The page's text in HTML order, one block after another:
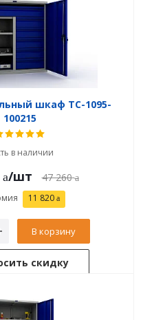
шкаф TC-1095-
100215
в наличии
/шт 47 260
11 820
В корзину
скидку